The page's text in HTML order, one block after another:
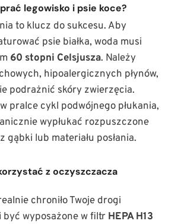
legowisko i psie koce?
to klucz do sukcesu. Aby
psie białka, woda musi
60 stopni Celsjusza. Należy
hipoalergicznych płynów,
podrażnić skóry zwierzęcia.
pralce cykl podwójnego płukania,
wypłukać rozpuszczone
gąbki lub materiału posłania.
z oczyszczacza
chroniło Twoje drogi
być wyposażone w filtr HEPA H13